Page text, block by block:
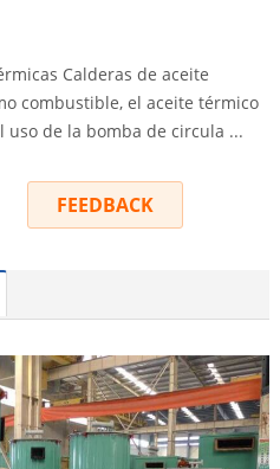
Calderas de aceite
combustible, el aceite térmico
de la bomba de circula ...
FEEDBACK